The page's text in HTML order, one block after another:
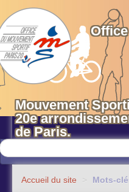
Mouvement
20e
de Paris.
Accueil du site > Mots-